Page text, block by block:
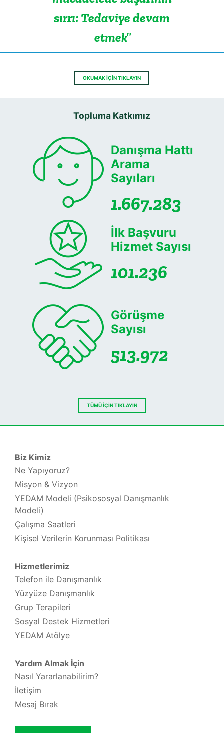
sırrı: Tedaviye devam
etmek
OKUMAK İÇİN TIKLAYIN
Topluma Katkımız
Danışma Hattı
Arama
Sayıları
1.667.283
İlk Başvuru
Hizmet Sayısı
101.236
Görüşme
Sayısı
513.972
TÜMÜ İÇİN TIKLAYIN
Biz Kimiz
Ne Yapıyoruz?
Misyon & Vizyon
YEDAM Modeli (Psikososyal Danışmanlık
Modeli)
Çalışma Saatleri
Kişisel Verilerin Korunması Politikası
Hizmetlerimiz
Telefon ile Danışmanlık
Yüzyüze Danışmanlık
Grup Terapileri
Sosyal Destek Hizmetleri
YEDAM Atölye
Yardım Almak İçin
Nasıl Yararlanabilirim?
İletişim
Mesaj Bırak